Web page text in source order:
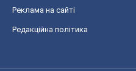
Реклама на сайті
Редакційна політика